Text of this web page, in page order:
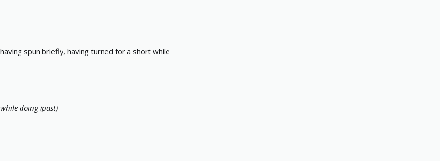
having spun briefly, having turned for a short while
while doing (past)